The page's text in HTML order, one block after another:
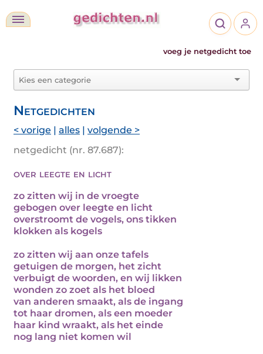
voeg je netgedicht toe
Netgedichten
< vorige | alles | volgende >
netgedicht (nr. 87.687):
over leegte en licht
zo zitten wij in de vroegte
gebogen over leegte en licht
overstroomt de vogels, ons tikken
klokken als kogels
zo zitten wij aan onze tafels
getuigen de morgen, het zicht
verbuigt de woorden, en wij likken
wonden zo zoet als het bloed
van anderen smaakt, als de ingang
tot haar dromen, als een moeder
haar kind wraakt, als het einde
nog lang niet komen wil